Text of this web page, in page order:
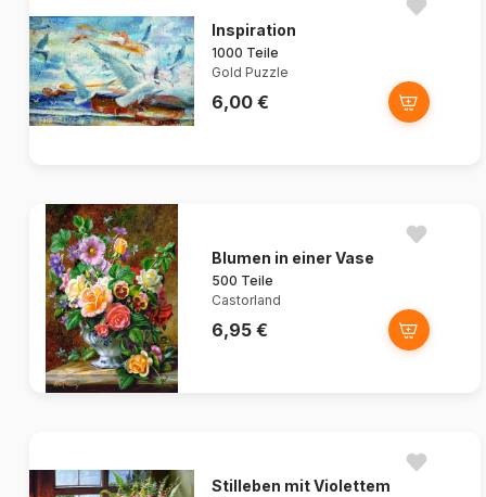
Inspiration
1000 Teile
Gold Puzzle
6,00 €
Blumen in einer Vase
500 Teile
Castorland
6,95 €
Stilleben mit Violettem